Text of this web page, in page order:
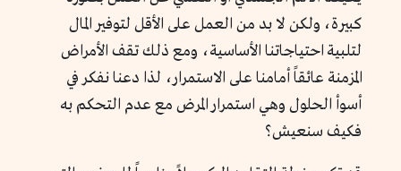
كبيرة، ولكن لا بد من العمل على الأقل لتوفير المال
لتلبية احتياجاتنا الأساسية، ومع ذلك تقف الأمراض
المزمنة عائقاً أمامنا على الاستمرار، لذا دعنا نفكر في
أسوأ الحلول وهي استمرار المرض مع عدم التحكم به
فكيف سنعيش؟